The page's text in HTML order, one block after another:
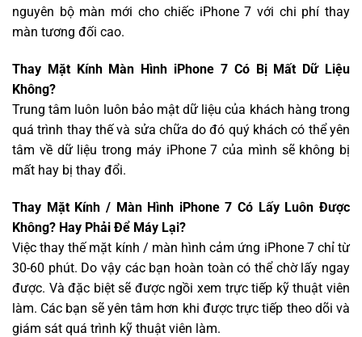
nguyên bộ màn mới cho chiếc iPhone 7 với chi phí thay
màn tương đối cao.
Thay Mặt Kính Màn Hình iPhone 7 Có Bị Mất Dữ Liệu
Không?
Trung tâm luôn luôn bảo mật dữ liệu của khách hàng trong
quá trình thay thế và sửa chữa do đó quý khách có thể yên
tâm về dữ liệu trong máy iPhone 7 của mình sẽ không bị
mất hay bị thay đổi.
Thay Mặt Kính / Màn Hình iPhone 7 Có Lấy Luôn Được
Không? Hay Phải Để Máy Lại?
Việc thay thế mặt kính / màn hình cảm ứng iPhone 7 chỉ từ
30-60 phút. Do vậy các bạn hoàn toàn có thể chờ lấy ngay
được. Và đặc biệt sẽ được ngồi xem trực tiếp kỹ thuật viên
làm. Các bạn sẽ yên tâm hơn khi được trực tiếp theo dõi và
giám sát quá trình kỹ thuật viên làm.